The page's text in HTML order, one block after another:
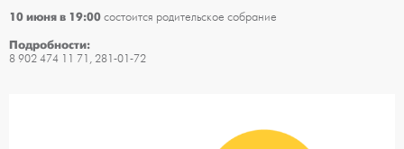
10 июня в 19:00состоится родительское собрание
Подробности:
8 902 474 11 71, 281-01-72